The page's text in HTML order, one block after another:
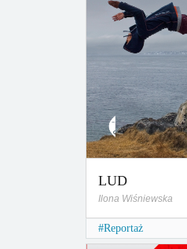
LUD
Ilona Wiśniewska
Reportaż